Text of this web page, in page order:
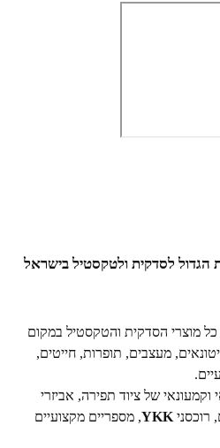
לסדקית ולטקסטיל בישראל
מוצרי הסדקית והטקסטיל במקום
מעצבים, תופרות, חייטים,
וקמעונאי של ציוד תפירה, אביזרי
רוכסני YKK, מספריים מקצועיים